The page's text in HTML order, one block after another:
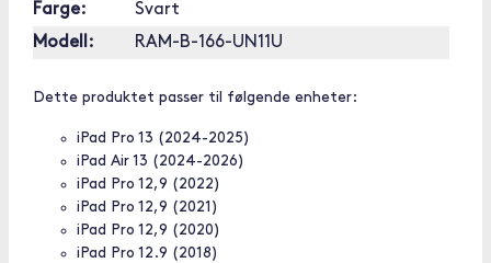
Farge:
Svart
Modell:
RAM-B-166-UN11U
Dette produktet passer til følgende enheter:
iPad Pro 13 (2024-2025)
iPad Air 13 (2024-2026)
iPad Pro 12,9 (2022)
iPad Pro 12,9 (2021)
iPad Pro 12,9 (2020)
iPad Pro 12.9 (2018)